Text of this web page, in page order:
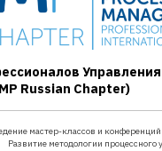
Russian Chapter)
мастер-классов и конференций
Развитие методологии процессного